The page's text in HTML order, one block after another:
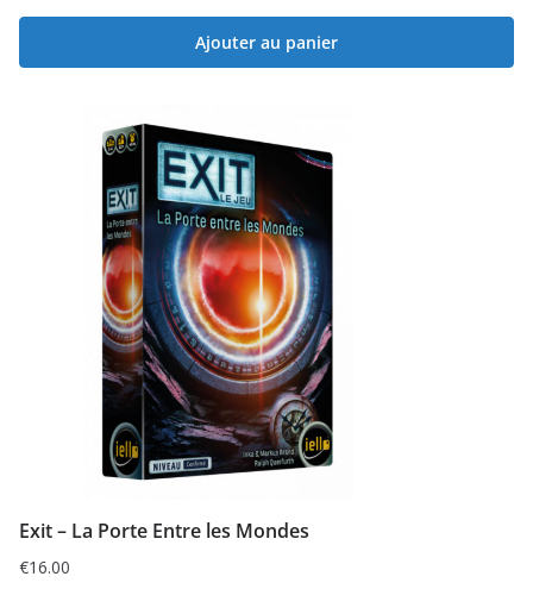
Ajouter au panier
Exit – La Porte Entre les Mondes
€16.00